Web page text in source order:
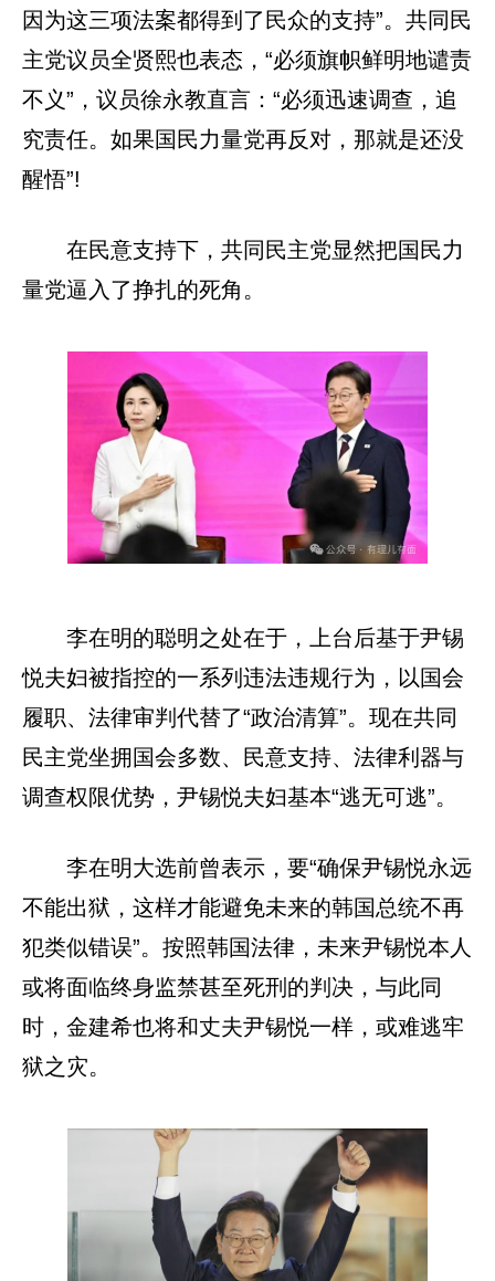
因为这三项法案都得到了民众的支持”。共同民
主党议员全贤熙也表态，“必须旗帜鲜明地谴责
不义”，议员徐永教直言：“必须迅速调查，追
究责任。如果国民力量党再反对，那就是还没
醒悟”!
在民意支持下，共同民主党显然把国民力
量党逼入了挣扎的死角。
李在明的聪明之处在于，上台后基于尹锡
悦夫妇被指控的一系列违法违规行为，以国会
履职、法律审判代替了“政治清算”。现在共同
民主党坐拥国会多数、民意支持、法律利器与
调查权限优势，尹锡悦夫妇基本“逃无可逃”。
李在明大选前曾表示，要“确保尹锡悦永远
不能出狱，这样才能避免未来的韩国总统不再
犯类似错误”。按照韩国法律，未来尹锡悦本人
或将面临终身监禁甚至死刑的判决，与此同
时，金建希也将和丈夫尹锡悦一样，或难逃牢
狱之灾。